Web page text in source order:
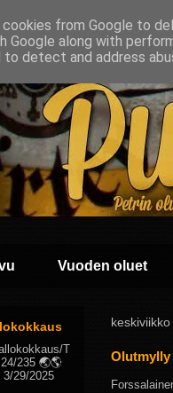
Vuoden oluet
Olutmylly
T
235 🌏🌎
3/29/2025
from Google to
Google along with
detect and address